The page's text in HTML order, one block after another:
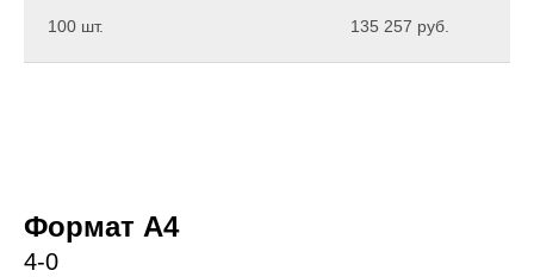
100 шт. 135 257 руб.
Формат А4
4-0